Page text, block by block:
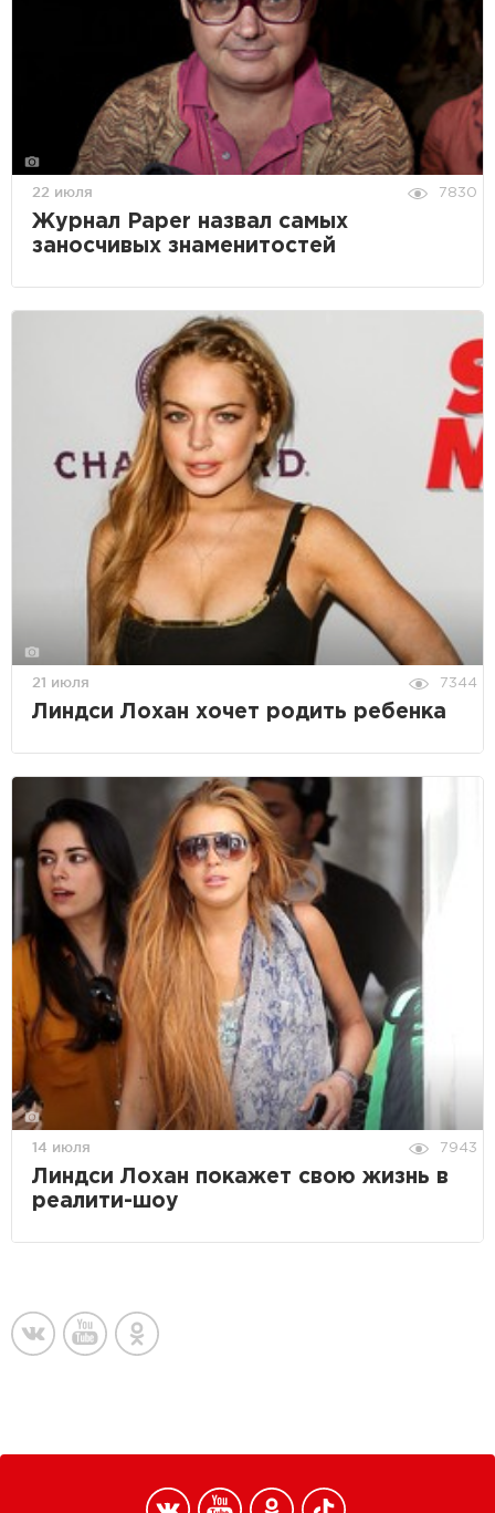
22 июля 7830
Журнал Paper назвал самых
заносчивых знаменитостей
21 июля 7344
Линдси Лохан хочет родить ребенка
14 июля 7943
Линдси Лохан покажет свою жизнь в
реалити-шоу